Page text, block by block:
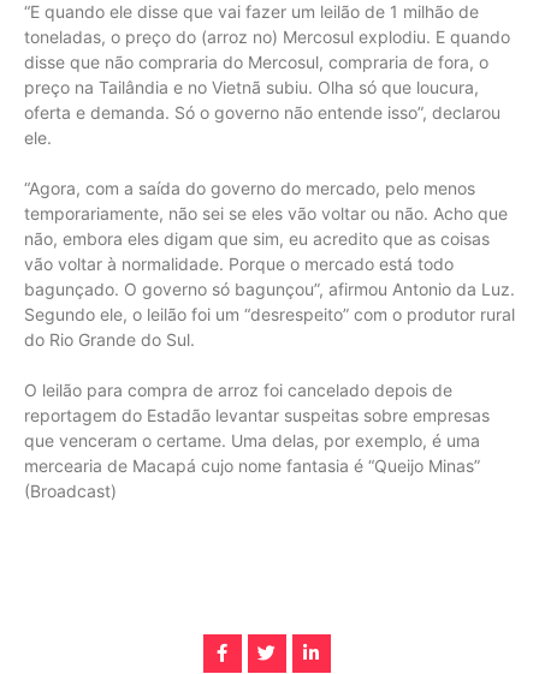
“E quando ele disse que vai fazer um leilão de 1 milhão de
toneladas, o preço do (arroz no) Mercosul explodiu. E quando
disse que não compraria do Mercosul, compraria de fora, o
preço na Tailândia e no Vietnã subiu. Olha só que loucura,
oferta e demanda. Só o governo não entende isso”, declarou
ele.
“Agora, com a saída do governo do mercado, pelo menos
temporariamente, não sei se eles vão voltar ou não. Acho que
não, embora eles digam que sim, eu acredito que as coisas
vão voltar à normalidade. Porque o mercado está todo
bagunçado. O governo só bagunçou”, afirmou Antonio da Luz.
Segundo ele, o leilão foi um “desrespeito” com o produtor rural
do Rio Grande do Sul.
O leilão para compra de arroz foi cancelado depois de
reportagem do Estadão levantar suspeitas sobre empresas
que venceram o certame. Uma delas, por exemplo, é uma
mercearia de Macapá cujo nome fantasia é “Queijo Minas”
(Broadcast)